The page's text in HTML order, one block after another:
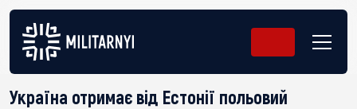
Україна отримає від Естонії польовий